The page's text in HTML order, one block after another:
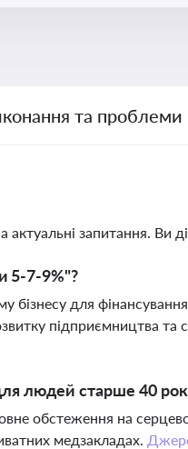
та проблеми
актуальні запитання. Ви
5-7-9%"?
бізнесу для
підприємництва
людей старше 40
обстеження на
медзакладах.